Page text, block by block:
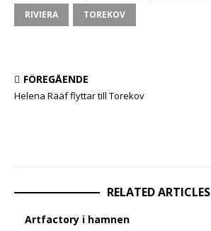
RIVIERA TOREKOV
FÖREGÅENDE
Helena Rääf flyttar till Torekov
RELATED ARTICLES
Artfactory i hamnen